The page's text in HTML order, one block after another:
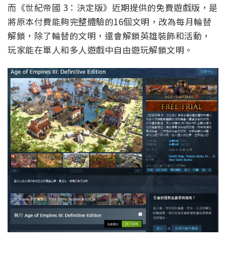
而《世紀帝國 3：決定版》近期提供的免費遊戲版，是
將原本付費能夠完整體驗的16個文明，改為每月輪替
解鎖，除了輪替的文明，還會解鎖英雄裝飾和活動，
玩家能在單人和多人遊戲中自由遊玩解鎖文明。